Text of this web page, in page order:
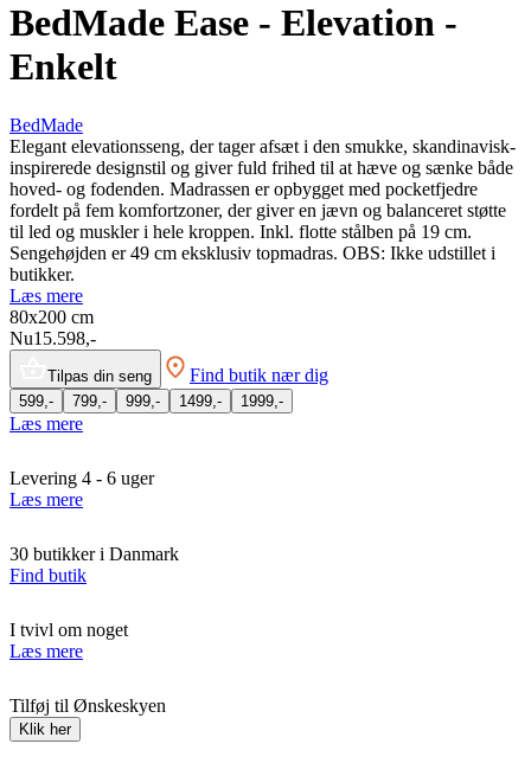
BedMade Ease - Elevation -
Enkelt
BedMade
Elegant elevationsseng, der tager afsæt i den smukke, skandinavisk-
inspirerede designstil og giver fuld frihed til at hæve og sænke både
hoved- og fodenden. Madrassen er opbygget med pocketfjedre
fordelt på fem komfortzoner, der giver en jævn og balanceret støtte
til led og muskler i hele kroppen. Inkl. flotte stålben på 19 cm.
Sengehøjden er 49 cm eksklusiv topmadras. OBS: Ikke udstillet i
butikker.
Læs mere
80x200 cm
Nu15.598,-
Tilpas din seng Find butik nær dig
599,- 799,- 999,- 1499,- 1999,-
Læs mere
Levering 4 - 6 uger
Læs mere
30 butikker i Danmark
Find butik
I tvivl om noget
Læs mere
Tilføj til Ønskeskyen
Klik her